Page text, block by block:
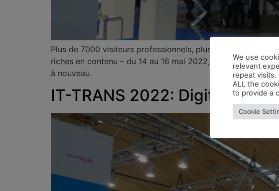
Plus de 7000 visiteurs professionnels, plus de 500
riches en contenu – du 14 au 16 mai 2022, après une
à nouveau.
IT-TRANS 2022: Digitale
We use
relevant
repeat visits.
ALL the
to provide a
Cookie